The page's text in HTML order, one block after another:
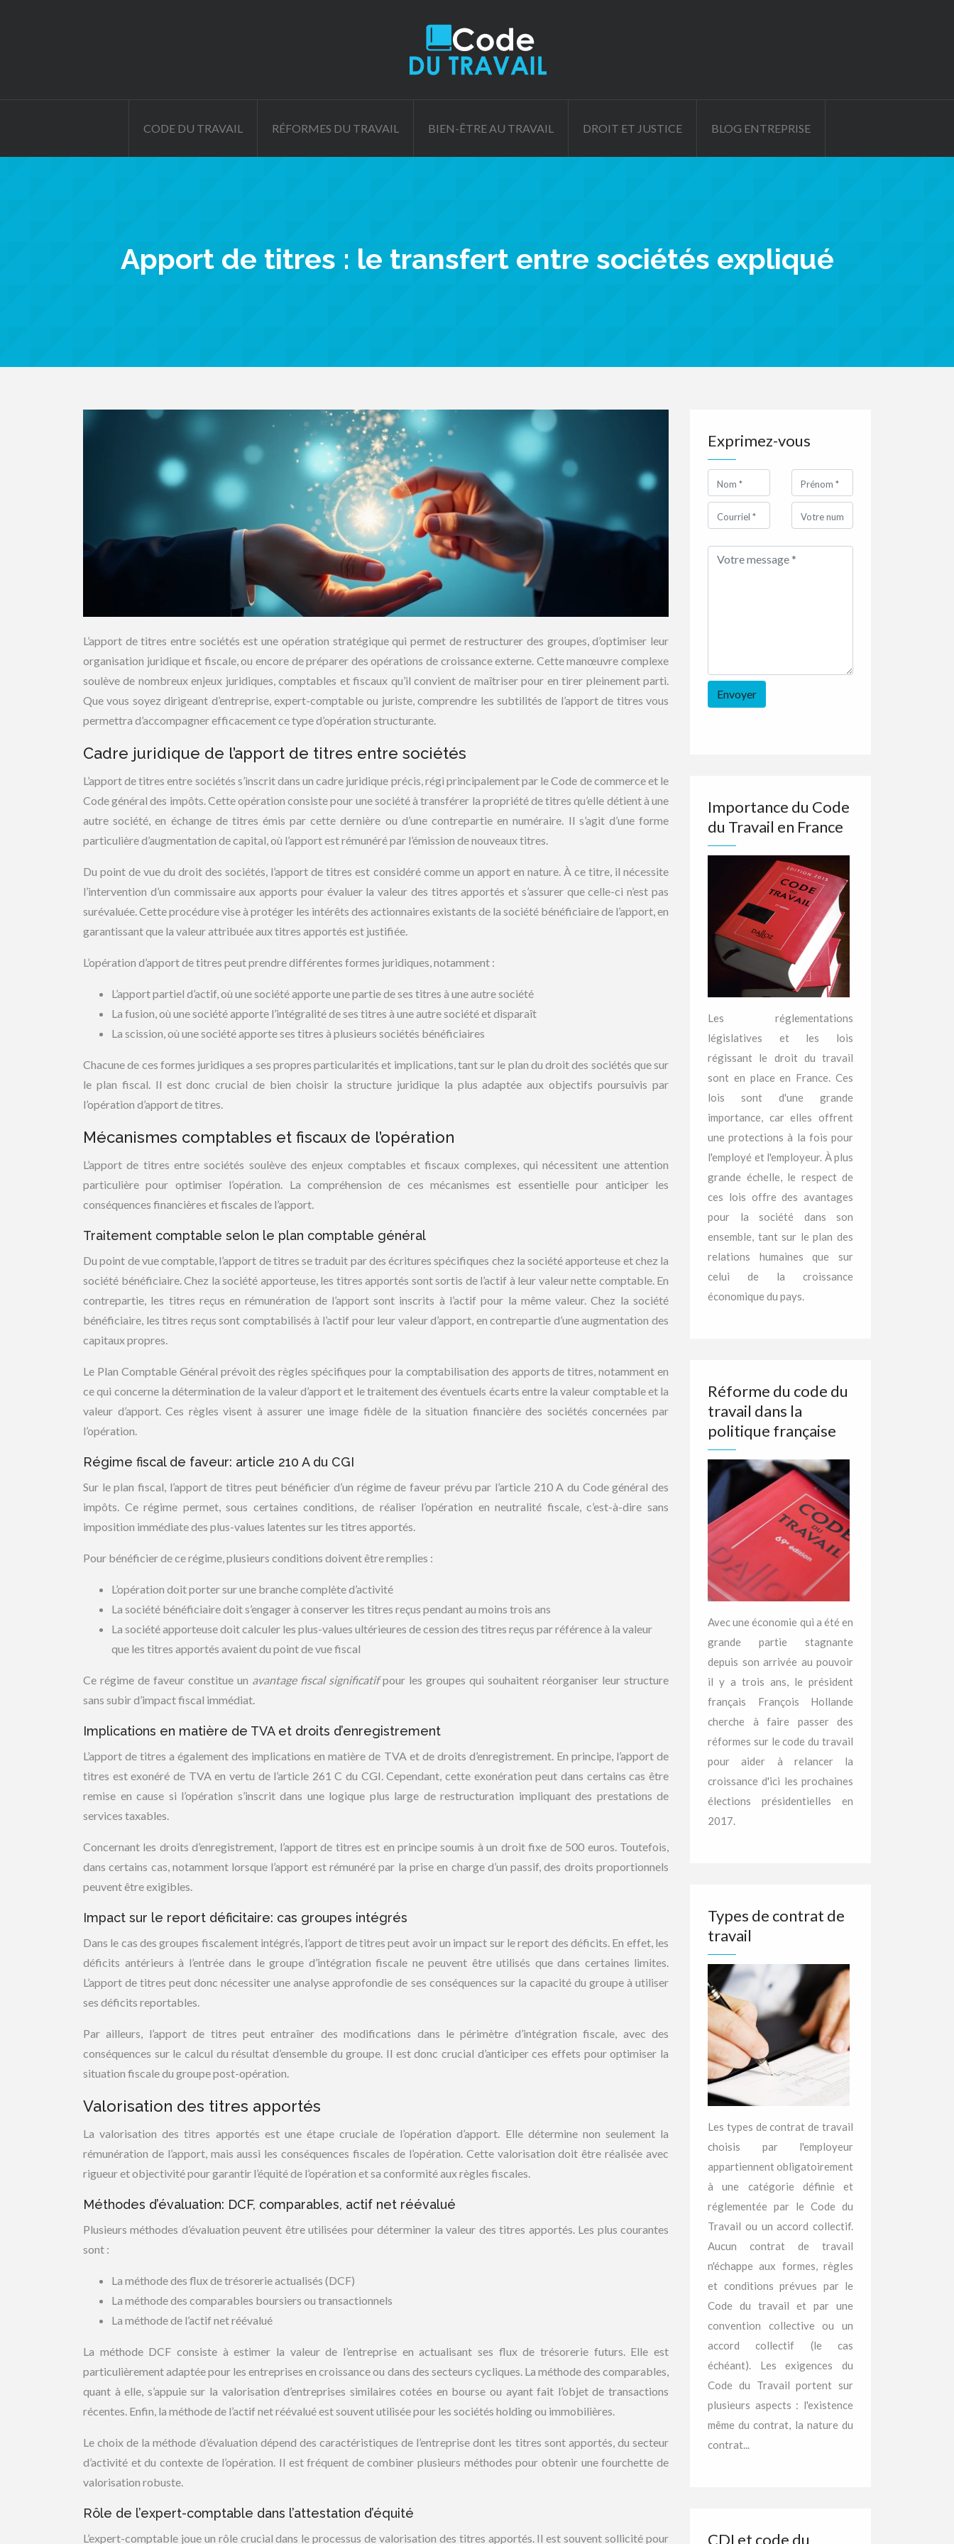
CODE DU TRAVAIL RÉFORMES DU TRAVAIL BIEN-ÊTRE AU TRAVAIL DROIT ET JUSTICE BLOG ENTREPRISE
Apport de titres : le transfert entre sociétés expliqué
L’apport de titres entre sociétés est une opération stratégique qui permet de restructurer des groupes, d’optimiser leur
organisation juridique et fiscale, ou encore de préparer des opérations de croissance externe. Cette manœuvre complexe
soulève de nombreux enjeux juridiques, comptables et fiscaux qu’il convient de maîtriser pour en tirer pleinement parti.
Que vous soyez dirigeant d’entreprise, expert-comptable ou juriste, comprendre les subtilités de l’apport de titres vous
permettra d’accompagner efficacement ce type d’opération structurante.
Cadre juridique de l’apport de titres entre sociétés
L’apport de titres entre sociétés s’inscrit dans un cadre juridique précis, régi principalement par le Code de commerce et le
Code général des impôts. Cette opération consiste pour une société à transférer la propriété de titres qu’elle détient à une
autre société, en échange de titres émis par cette dernière ou d’une contrepartie en numéraire. Il s’agit d’une forme
particulière d’augmentation de capital, où l’apport est rémunéré par l’émission de nouveaux titres.
Du point de vue du droit des sociétés, l’apport de titres est considéré comme un apport en nature. À ce titre, il nécessite
l’intervention d’un commissaire aux apports pour évaluer la valeur des titres apportés et s’assurer que celle-ci n’est pas
surévaluée. Cette procédure vise à protéger les intérêts des actionnaires existants de la société bénéficiaire de l’apport, en
garantissant que la valeur attribuée aux titres apportés est justifiée.
L’opération d’apport de titres peut prendre différentes formes juridiques, notamment :
L’apport partiel d’actif, où une société apporte une partie de ses titres à une autre société
La fusion, où une société apporte l’intégralité de ses titres à une autre société et disparaît
La scission, où une société apporte ses titres à plusieurs sociétés bénéficiaires
Chacune de ces formes juridiques a ses propres particularités et implications, tant sur le plan du droit des sociétés que sur
le plan fiscal. Il est donc crucial de bien choisir la structure juridique la plus adaptée aux objectifs poursuivis par
l’opération d’apport de titres.
Mécanismes comptables et fiscaux de l’opération
L’apport de titres entre sociétés soulève des enjeux comptables et fiscaux complexes, qui nécessitent une attention
particulière pour optimiser l’opération. La compréhension de ces mécanismes est essentielle pour anticiper les
conséquences financières et fiscales de l’apport.
Traitement comptable selon le plan comptable général
Du point de vue comptable, l’apport de titres se traduit par des écritures spécifiques chez la société apporteuse et chez la
société bénéficiaire. Chez la société apporteuse, les titres apportés sont sortis de l’actif à leur valeur nette comptable. En
contrepartie, les titres reçus en rémunération de l’apport sont inscrits à l’actif pour la même valeur. Chez la société
bénéficiaire, les titres reçus sont comptabilisés à l’actif pour leur valeur d’apport, en contrepartie d’une augmentation des
capitaux propres.
Le Plan Comptable Général prévoit des règles spécifiques pour la comptabilisation des apports de titres, notamment en
ce qui concerne la détermination de la valeur d’apport et le traitement des éventuels écarts entre la valeur comptable et la
valeur d’apport. Ces règles visent à assurer une image fidèle de la situation financière des sociétés concernées par
l’opération.
Régime fiscal de faveur: article 210 A du CGI
Sur le plan fiscal, l’apport de titres peut bénéficier d’un régime de faveur prévu par l’article 210 A du Code général des
impôts. Ce régime permet, sous certaines conditions, de réaliser l’opération en neutralité fiscale, c’est-à-dire sans
imposition immédiate des plus-values latentes sur les titres apportés.
Pour bénéficier de ce régime, plusieurs conditions doivent être remplies :
L’opération doit porter sur une branche complète d’activité
La société bénéficiaire doit s’engager à conserver les titres reçus pendant au moins trois ans
La société apporteuse doit calculer les plus-values ultérieures de cession des titres reçus par référence à la valeur
que les titres apportés avaient du point de vue fiscal
Ce régime de faveur constitue un avantage fiscal significatifpour les groupes qui souhaitent réorganiser leur structure
sans subir d’impact fiscal immédiat.
Implications en matière de TVA et droits d’enregistrement
L’apport de titres a également des implications en matière de TVA et de droits d’enregistrement. En principe, l’apport de
titres est exonéré de TVA en vertu de l’article 261 C du CGI. Cependant, cette exonération peut dans certains cas être
remise en cause si l’opération s’inscrit dans une logique plus large de restructuration impliquant des prestations de
services taxables.
Concernant les droits d’enregistrement, l’apport de titres est en principe soumis à un droit fixe de 500 euros. Toutefois,
dans certains cas, notamment lorsque l’apport est rémunéré par la prise en charge d’un passif, des droits proportionnels
peuvent être exigibles.
Impact sur le report déficitaire: cas groupes intégrés
Dans le cas des groupes fiscalement intégrés, l’apport de titres peut avoir un impact sur le report des déficits. En effet, les
déficits antérieurs à l’entrée dans le groupe d’intégration fiscale ne peuvent être utilisés que dans certaines limites.
L’apport de titres peut donc nécessiter une analyse approfondie de ses conséquences sur la capacité du groupe à utiliser
ses déficits reportables.
Par ailleurs, l’apport de titres peut entraîner des modifications dans le périmètre d’intégration fiscale, avec des
conséquences sur le calcul du résultat d’ensemble du groupe. Il est donc crucial d’anticiper ces effets pour optimiser la
situation fiscale du groupe post-opération.
Valorisation des titres apportés
La valorisation des titres apportés est une étape cruciale de l’opération d’apport. Elle détermine non seulement la
rémunération de l’apport, mais aussi les conséquences fiscales de l’opération. Cette valorisation doit être réalisée avec
rigueur et objectivité pour garantir l’équité de l’opération et sa conformité aux règles fiscales.
Méthodes d’évaluation: DCF, comparables, actif net réévalué
Plusieurs méthodes d’évaluation peuvent être utilisées pour déterminer la valeur des titres apportés. Les plus courantes
sont :
La méthode des flux de trésorerie actualisés (DCF)
La méthode des comparables boursiers ou transactionnels
La méthode de l’actif net réévalué
La méthode DCF consiste à estimer la valeur de l’entreprise en actualisant ses flux de trésorerie futurs. Elle est
particulièrement adaptée pour les entreprises en croissance ou dans des secteurs cycliques. La méthode des comparables,
quant à elle, s’appuie sur la valorisation d’entreprises similaires cotées en bourse ou ayant fait l’objet de transactions
récentes. Enfin, la méthode de l’actif net réévalué est souvent utilisée pour les sociétés holding ou immobilières.
Le choix de la méthode d’évaluation dépend des caractéristiques de l’entreprise dont les titres sont apportés, du secteur
d’activité et du contexte de l’opération. Il est fréquent de combiner plusieurs méthodes pour obtenir une fourchette de
valorisation robuste.
Rôle de l’expert-comptable dans l’attestation d’équité
L’expert-comptable joue un rôle crucial dans le processus de valorisation des titres apportés. Il est souvent sollicité pour
Exprimez-vous
Importance du Code
du Travail en France
Les réglementations
législatives et les lois
régissant le droit du travail
sont en place en France. Ces
lois sont d'une grande
importance, car elles offrent
une protections à la fois pour
l'employé et l'employeur. À plus
grande échelle, le respect de
ces lois offre des avantages
pour la société dans son
ensemble, tant sur le plan des
relations humaines que sur
celui de la croissance
économique du pays.
Réforme du code du
travail dans la
politique française
Avec une économie qui a été en
grande partie stagnante
depuis son arrivée au pouvoir
il y a trois ans, le président
français François Hollande
cherche à faire passer des
réformes sur le code du travail
pour aider à relancer la
croissance d'ici les prochaines
élections présidentielles en
2017.
Types de contrat de
travail
Les types de contrat de travail
choisis par l'employeur
appartiennent obligatoirement
à une catégorie définie et
réglementée par le Code du
Travail ou un accord collectif.
Aucun contrat de travail
n'échappe aux formes, règles
et conditions prévues par le
Code du travail et par une
convention collective ou un
accord collectif (le cas
échéant). Les exigences du
Code du Travail portent sur
plusieurs aspects : l'existence
même du contrat, la nature du
contrat...
CDI et code du